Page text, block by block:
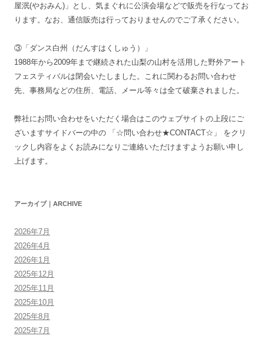
屋泯(やおみん)」とし、気まぐれに公演会場などで販売を行なってお
ります。なお、通信販売は行っておりませんのでご了承ください。
③「ダンス白州（だんすはくしゅう）」
1988年から2009年まで継続された山梨の山村を活用した野外アート
フェスティバルは閉会いたしました。これに関わるお問い合わせ
先、事務局などの住所、電話、メール等々は全て破棄されました。
弊社にお問い合わせをいただく場合はこのウェブサイトの上段にご
ざいますサイドバーの中の 「☆問い合わせ★CONTACT☆」 をクリ
ックし内容をよくお読みになりご連絡いただけますようお願い申し
上げます。
アーカイブ｜ARCHIVE
2026年7月
2026年4月
2026年1月
2025年12月
2025年11月
2025年10月
2025年8月
2025年7月